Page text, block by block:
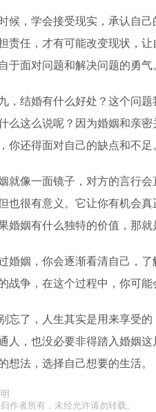
，学会接受现实，承认自己
责任，才有可能改变现状，
于面对问题和解决问题的勇气。
结婚有什么好处？这个问题
么这么说呢？因为婚姻和亲
你还得面对自己的缺点和不足。
像一面镜子，对方的言行会
也很有意义。它让你有机会
婚姻有什么独特的价值，那
姻，你会逐渐看清自己，了
战争，在这个过程中，你可
了，人生其实是用来享受的
人，也没必要非得踏入婚姻
想法，选择自己想要的生活。
作者所有，未经允许请勿转载。